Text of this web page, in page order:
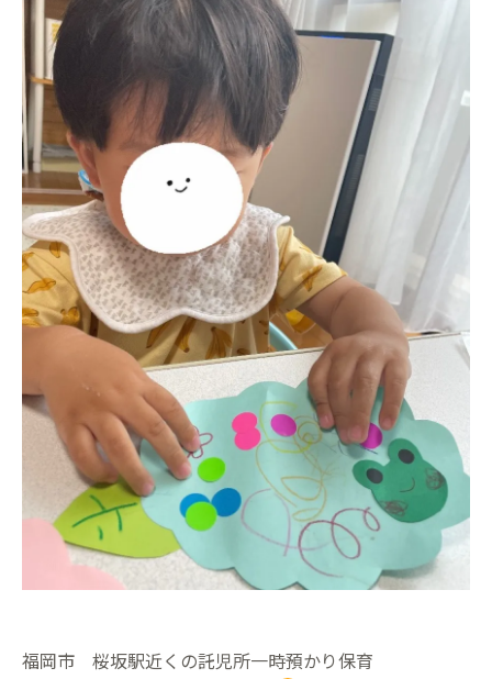
福岡市 桜坂駅近くの託児所一時預かり保育